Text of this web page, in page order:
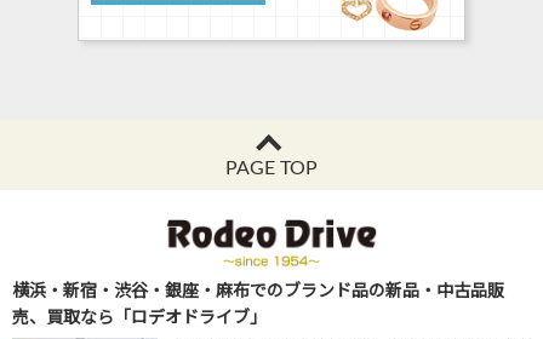
PAGE TOP
横浜・新宿・渋谷・銀座・麻布でのブランド品の新品・中古品販
売、買取なら「ロデオドライブ」